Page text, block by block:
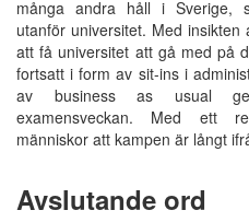
många andra håll i Sverige,
utanför universitet. Med
att få universitet att gå med på
fortsatt i form av sit-ins i
av business as usual
examensveckan. Med ett
människor att kampen är långt
Avslutande ord